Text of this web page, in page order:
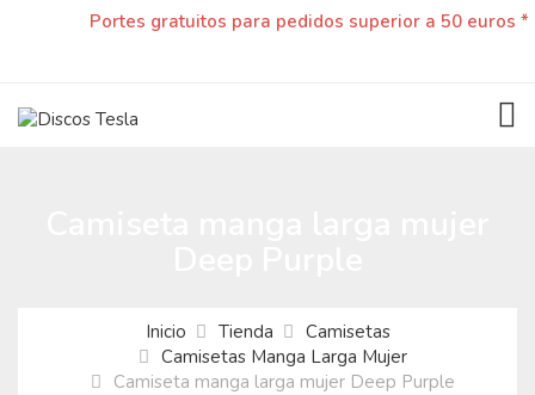
Portes gratuitos para pedidos superior a 50 euros *
Inicio Tienda
Camisetas
Camisetas Manga Larga Mujer
Camiseta manga larga mujer Deep Purple